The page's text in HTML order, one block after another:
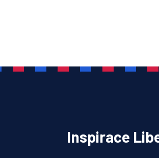
Inspirace